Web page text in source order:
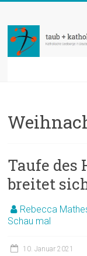
springen
taub
+
in
Taufe des
breitet
Rebecca
Schau mal
10. Januar 2021